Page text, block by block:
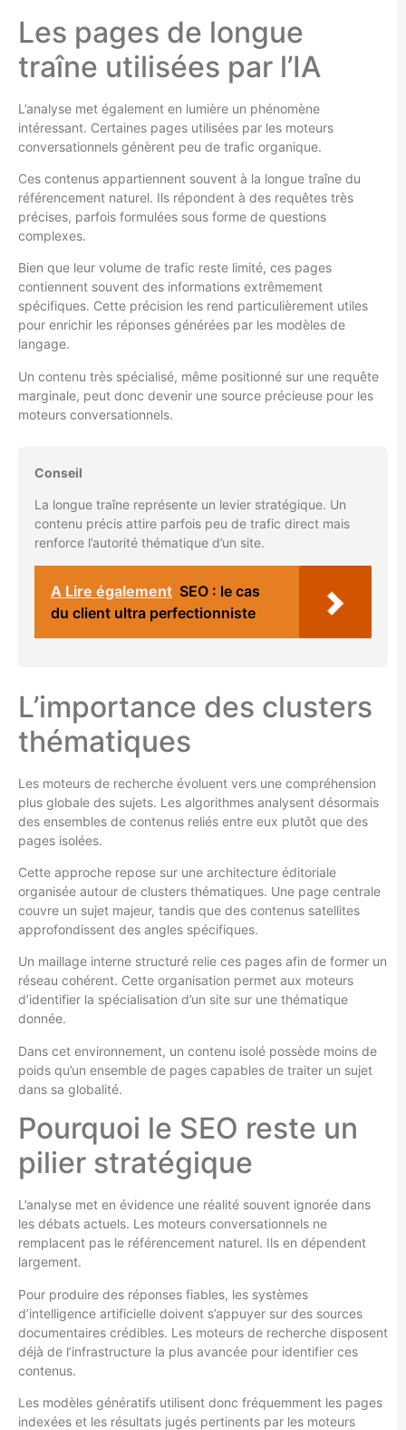
Les pages de longue
traîne utilisées par l’IA
L’analyse met également en lumière un phénomène
intéressant. Certaines pages utilisées par les moteurs
conversationnels génèrent peu de trafic organique.
Ces contenus appartiennent souvent à la longue traîne du
référencement naturel. Ils répondent à des requêtes très
précises, parfois formulées sous forme de questions
complexes.
Bien que leur volume de trafic reste limité, ces pages
contiennent souvent des informations extrêmement
spécifiques. Cette précision les rend particulièrement utiles
pour enrichir les réponses générées par les modèles de
langage.
Un contenu très spécialisé, même positionné sur une requête
marginale, peut donc devenir une source précieuse pour les
moteurs conversationnels.
Conseil
La longue traîne représente un levier stratégique. Un
contenu précis attire parfois peu de trafic direct mais
renforce l’autorité thématique d’un site.
A Lire également SEO : le cas
du client ultra perfectionniste
L’importance des clusters
thématiques
Les moteurs de recherche évoluent vers une compréhension
plus globale des sujets. Les algorithmes analysent désormais
des ensembles de contenus reliés entre eux plutôt que des
pages isolées.
Cette approche repose sur une architecture éditoriale
organisée autour de clusters thématiques. Une page centrale
couvre un sujet majeur, tandis que des contenus satellites
approfondissent des angles spécifiques.
Un maillage interne structuré relie ces pages afin de former un
réseau cohérent. Cette organisation permet aux moteurs
d’identifier la spécialisation d’un site sur une thématique
donnée.
Dans cet environnement, un contenu isolé possède moins de
poids qu’un ensemble de pages capables de traiter un sujet
dans sa globalité.
Pourquoi le SEO reste un
pilier stratégique
L’analyse met en évidence une réalité souvent ignorée dans
les débats actuels. Les moteurs conversationnels ne
remplacent pas le référencement naturel. Ils en dépendent
largement.
Pour produire des réponses fiables, les systèmes
d’intelligence artificielle doivent s’appuyer sur des sources
documentaires crédibles. Les moteurs de recherche disposent
déjà de l’infrastructure la plus avancée pour identifier ces
contenus.
Les modèles génératifs utilisent donc fréquemment les pages
indexées et les résultats jugés pertinents par les moteurs